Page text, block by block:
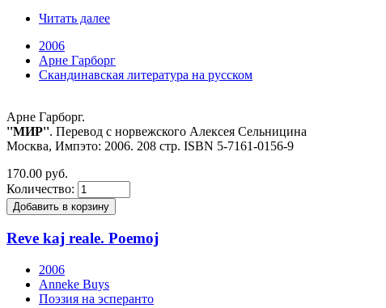
Читать далее
2006
Арне Гарборг
Скандинавская литература на русском
Арне Гарборг.
''МИР''. Перевод с норвежского Алексея Сельницина
Москва, Импэто: 2006. 208 стр. ISBN 5-7161-0156-9
170.00 руб.
Количество:
Reve kaj reale. Poemoj
2006
Anneke Buys
Поэзия на эсперанто